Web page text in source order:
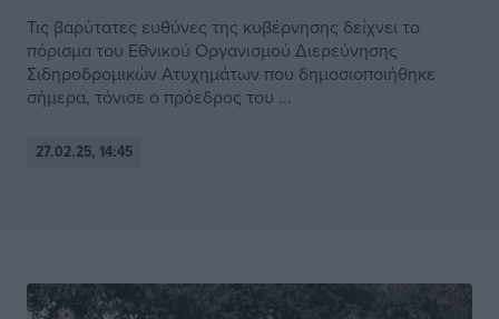
Τις βαρύτατες ευθύνες της κυβέρνησης δείχνει το
πόρισμα του Εθνικού Οργανισμού Διερεύνησης
Σιδηροδρομικών Ατυχημάτων που δημοσιοποιήθηκε
σήμερα, τόνισε ο πρόεδρος του ...
27.02.25, 14:45